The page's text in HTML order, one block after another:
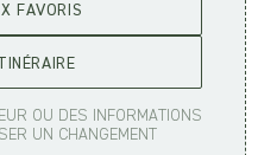
FAVORIS
OU DES INFORMATIONS
UN CHANGEMENT